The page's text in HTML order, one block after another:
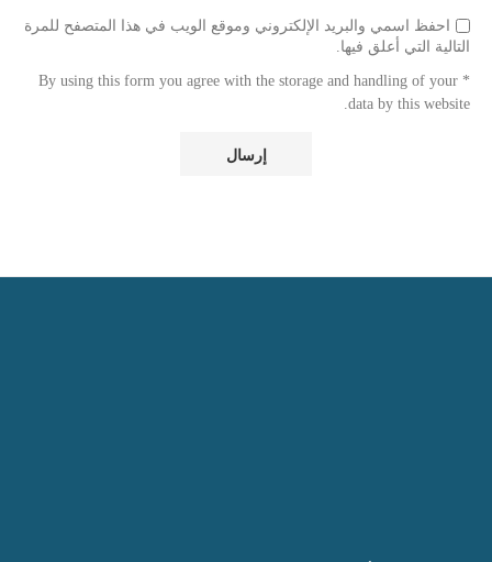
احفظ اسمي والبريد الإلكتروني وموقع الويب في هذا المتصفح للمرة
التالية التي أعلق فيها.
* By using this form you agree with the storage and handling of your
data by this website.